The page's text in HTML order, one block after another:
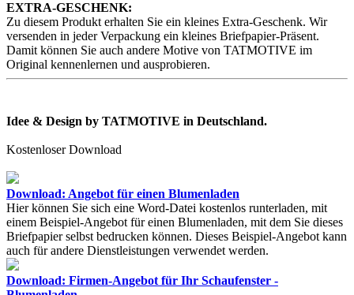
EXTRA-GESCHENK:
Zu diesem Produkt erhalten Sie ein kleines Extra-Geschenk. Wir
versenden in jeder Verpackung ein kleines Briefpapier-Präsent.
Damit können Sie auch andere Motive von TATMOTIVE im
Original kennenlernen und ausprobieren.
Idee & Design by TATMOTIVE in Deutschland.
Kostenloser Download
Download: Angebot für einen Blumenladen
Hier können Sie sich eine Word-Datei kostenlos runterladen, mit
einem Beispiel-Angebot für einen Blumenladen, mit dem Sie dieses
Briefpapier selbst bedrucken können. Dieses Beispiel-Angebot kann
auch für andere Dienstleistungen verwendet werden.
Download: Firmen-Angebot für Ihr Schaufenster -